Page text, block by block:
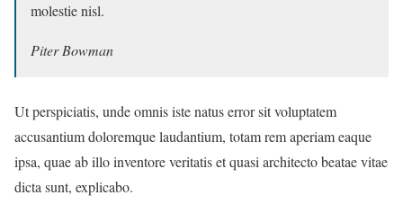
molestie nisl.
Piter Bowman
Ut perspiciatis, unde omnis iste natus error sit voluptatem
accusantium doloremque laudantium, totam rem aperiam eaque
ipsa, quae ab illo inventore veritatis et quasi architecto beatae vitae
dicta sunt, explicabo.